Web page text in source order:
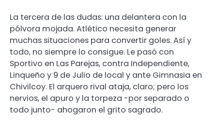
La tercera de las dudas: una delantera con la
pólvora mojada. Atlético necesita generar
muchas situaciones para convertir goles. Así y
todo, no siempre lo consigue. Le pasó con
Sportivo en Las Parejas, contra Independiente,
Linqueño y 9 de Julio de local y ante Gimnasia en
Chivilcoy. El arquero rival ataja, claro; pero los
nervios, el apuro y la torpeza -por separado o
todo junto- ahogaron el grito sagrado.